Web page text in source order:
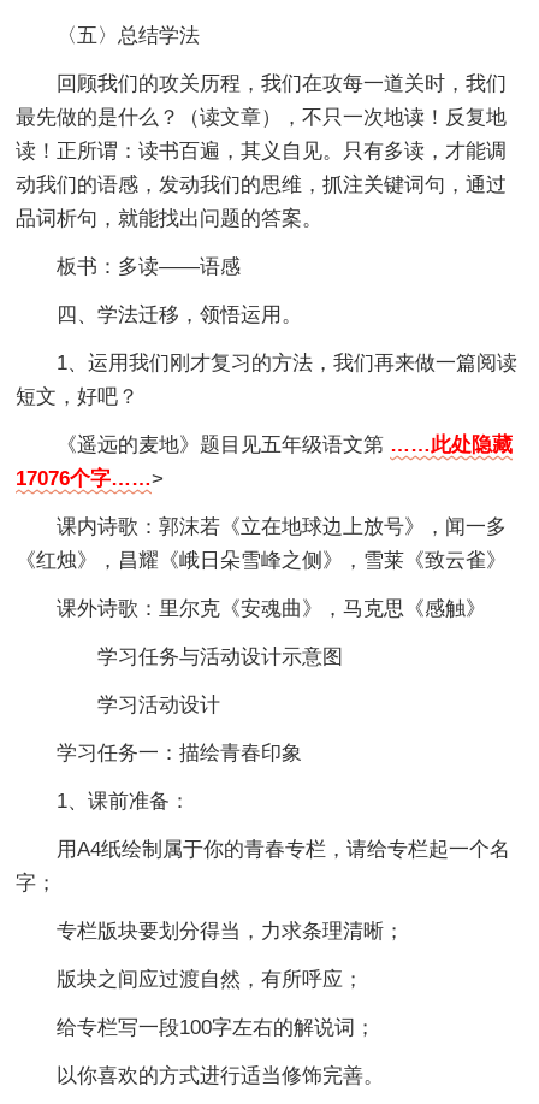
〈五〉总结学法
回顾我们的攻关历程，我们在攻每一道关时，我们
最先做的是什么？（读文章），不只一次地读！反复地
读！正所谓：读书百遍，其义自见。只有多读，才能调
动我们的语感，发动我们的思维，抓注关键词句，通过
品词析句，就能找出问题的答案。
板书：多读——语感
四、学法迁移，领悟运用。
1、运用我们刚才复习的方法，我们再来做一篇阅读
短文，好吧？
《遥远的麦地》题目见五年级语文第 ……此处隐藏
17076个字……>
课内诗歌：郭沫若《立在地球边上放号》，闻一多
《红烛》，昌耀《峨日朵雪峰之侧》，雪莱《致云雀》
课外诗歌：里尔克《安魂曲》，马克思《感触》
学习任务与活动设计示意图
学习活动设计
学习任务一：描绘青春印象
1、课前准备：
用A4纸绘制属于你的青春专栏，请给专栏起一个名
字；
专栏版块要划分得当，力求条理清晰；
版块之间应过渡自然，有所呼应；
给专栏写一段100字左右的解说词；
以你喜欢的方式进行适当修饰完善。